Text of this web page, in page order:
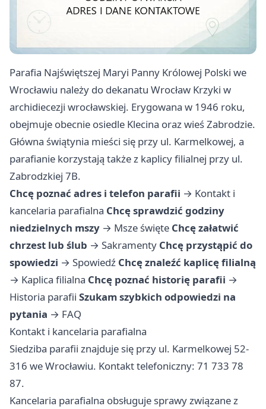
Parafia Najświętszej Maryi Panny Królowej Polski we
Wrocławiu należy do dekanatu Wrocław Krzyki w
archidiecezji wrocławskiej. Erygowana w 1946 roku,
obejmuje obecnie osiedle Klecina oraz wieś Zabrodzie.
Główna świątynia mieści się przy ul. Karmelkowej, a
parafianie korzystają także z kaplicy filialnej przy ul.
Zabrodzkiej 7B.
Chcę poznać adres i telefon parafii → Kontakt i
kancelaria parafialna Chcę sprawdzić godziny
niedzielnych mszy → Msze święte Chcę załatwić
chrzest lub ślub → Sakramenty Chcę przystąpić do
spowiedzi → Spowiedź Chcę znaleźć kaplicę filialną
→ Kaplica filialna Chcę poznać historię parafii →
Historia parafii Szukam szybkich odpowiedzi na
pytania → FAQ
Kontakt i kancelaria parafialna
Siedziba parafii znajduje się przy ul. Karmelkowej 52-
316 we Wrocławiu. Kontakt telefoniczny: 71 733 78
87.
Kancelaria parafialna obsługuje sprawy związane z